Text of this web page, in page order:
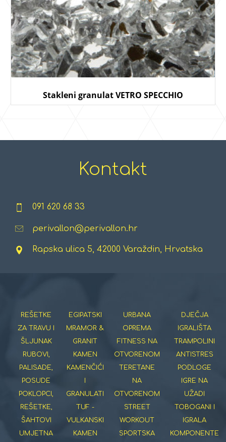
Stakleni granulat VETRO SPECCHIO
Kontakt
091 620 68 33
perivallon@perivallon.hr
Rapska ulica 5, 42000 Varaždin, Hrvatska
REŠETKE
ZA TRAVU I
ŠLJUNAK
RUBOVI,
PALISADE,
POSUDE
POKLOPCI,
REŠETKE,
ŠAHTOVI
UMJETNA
EGIPATSKI
MRAMOR &
GRANIT
KAMEN
KAMENČIĆI
I
GRANULATI
TUF -
VULKANSKI
KAMEN
URBANA
OPREMA
FITNESS NA
OTVORENOM
TERETANE
NA
OTVORENOM
STREET
WORKOUT
SPORTSKA
DJEČJA
IGRALIŠTA
TRAMPOLINI
ANTISTRES
PODLOGE
IGRE NA
UŽADI
TOBOGANI I
IGRALA
KOMPONENTE